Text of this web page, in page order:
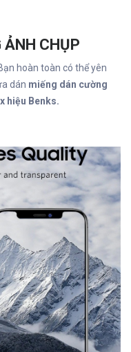
CHỤP
hoàn toàn có thể yên
dán miếng dán cường
hiệu Benks.